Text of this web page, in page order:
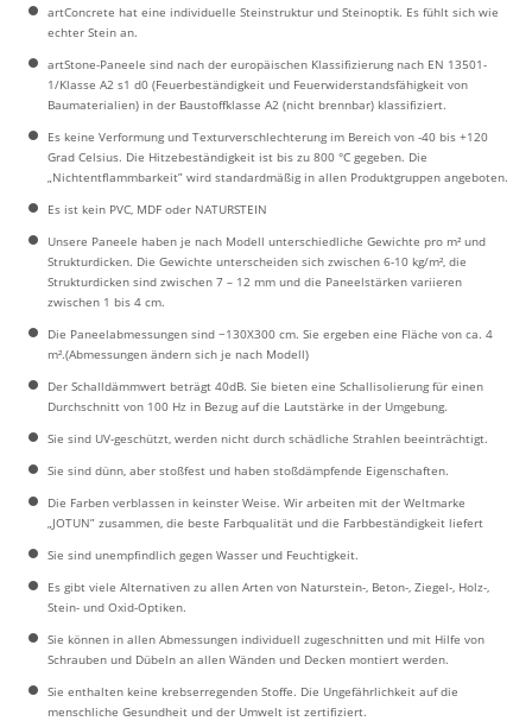
artConcrete hat eine individuelle Steinstruktur und Steinoptik. Es fühlt sich wie
echter Stein an.
artStone-Paneele sind nach der europäischen Klassifizierung nach EN 13501-
1/Klasse A2 s1 d0 (Feuerbeständigkeit und Feuerwiderstandsfähigkeit von
Baumaterialien) in der Baustoffklasse A2 (nicht brennbar) klassifiziert.
Es keine Verformung und Texturverschlechterung im Bereich von -40 bis +120
Grad Celsius. Die Hitzebeständigkeit ist bis zu 800 °C gegeben. Die
„Nichtentflammbarkeit” wird standardmäßig in allen Produktgruppen angeboten.
Es ist kein PVC, MDF oder NATURSTEIN
Unsere Paneele haben je nach Modell unterschiedliche Gewichte pro m² und
Strukturdicken. Die Gewichte unterscheiden sich zwischen 6-10 kg/m², die
Strukturdicken sind zwischen 7 – 12 mm und die Paneelstärken variieren
zwischen 1 bis 4 cm.
Die Paneelabmessungen sind ~130X300 cm. Sie ergeben eine Fläche von ca. 4
m².(Abmessungen ändern sich je nach Modell)
Der Schalldämmwert beträgt 40dB. Sie bieten eine Schallisolierung für einen
Durchschnitt von 100 Hz in Bezug auf die Lautstärke in der Umgebung.
Sie sind UV-geschützt, werden nicht durch schädliche Strahlen beeinträchtigt.
Sie sind dünn, aber stoßfest und haben stoßdämpfende Eigenschaften.
Die Farben verblassen in keinster Weise. Wir arbeiten mit der Weltmarke
„JOTUN” zusammen, die beste Farbqualität und die Farbbeständigkeit liefert
Sie sind unempfindlich gegen Wasser und Feuchtigkeit.
Es gibt viele Alternativen zu allen Arten von Naturstein-, Beton-, Ziegel-, Holz-,
Stein- und Oxid-Optiken.
Sie können in allen Abmessungen individuell zugeschnitten und mit Hilfe von
Schrauben und Dübeln an allen Wänden und Decken montiert werden.
Sie enthalten keine krebserregenden Stoffe. Die Ungefährlichkeit auf die
menschliche Gesundheit und der Umwelt ist zertifiziert.